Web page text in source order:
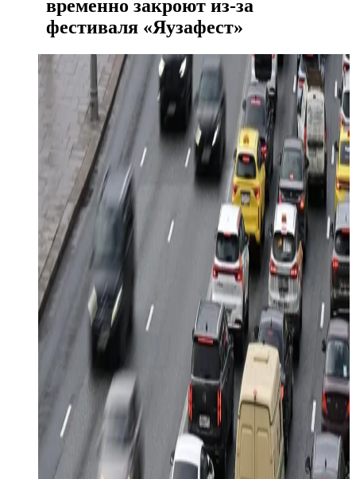
временно закроют из-за
фестиваля «Яузафест»